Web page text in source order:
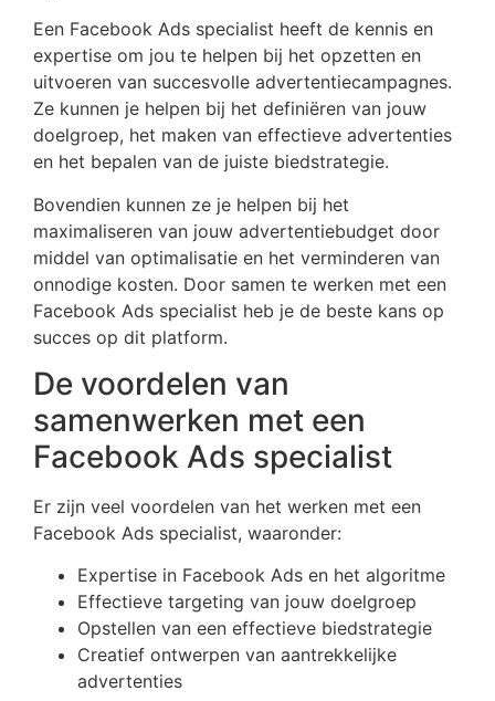
Een Facebook Ads specialist heeft de kennis en
expertise om jou te helpen bij het opzetten en
uitvoeren van succesvolle advertentiecampagnes.
Ze kunnen je helpen bij het definiëren van jouw
doelgroep, het maken van effectieve advertenties
en het bepalen van de juiste biedstrategie.
Bovendien kunnen ze je helpen bij het
maximaliseren van jouw advertentiebudget door
middel van optimalisatie en het verminderen van
onnodige kosten. Door samen te werken met een
Facebook Ads specialist heb je de beste kans op
succes op dit platform.
De voordelen van
samenwerken met een
Facebook Ads specialist
Er zijn veel voordelen van het werken met een
Facebook Ads specialist, waaronder:
Expertise in Facebook Ads en het algoritme
Effectieve targeting van jouw doelgroep
Opstellen van een effectieve biedstrategie
Creatief ontwerpen van aantrekkelijke
advertenties